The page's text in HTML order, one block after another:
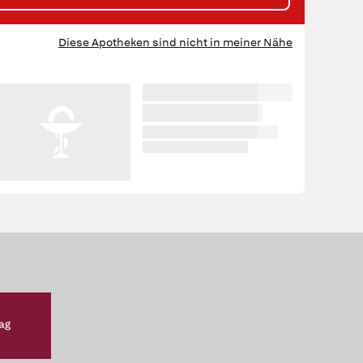
Diese Apotheken sind nicht in meiner Nähe